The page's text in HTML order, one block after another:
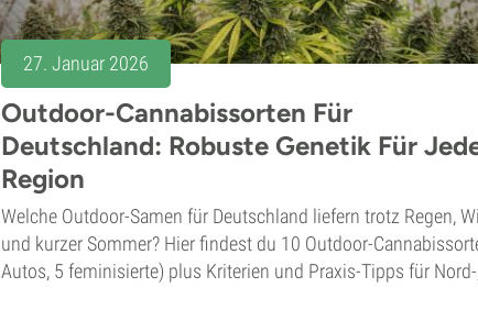
27. Januar 2026
Outdoor-Cannabissorten Für
Deutschland: Robuste Genetik Für
Region
Welche Outdoor-Samen für Deutschland liefern trotz Regen,
und kurzer Sommer? Hier findest du 10 Outdoor-
Autos, 5 feminisierte) plus Kriterien und Praxis-Tipps für Nord-